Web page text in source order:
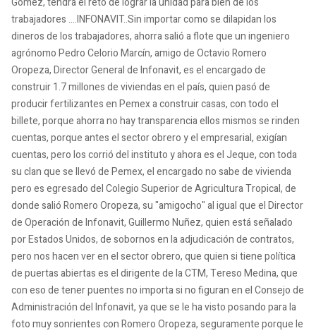
trabajadores ....INFONAVIT..Sin importar como se dilapidan los
dineros de los trabajadores, ahorra salió a flote que un ingeniero
agrónomo Pedro Celorio Marcín, amigo de Octavio Romero
Oropeza, Director General de Infonavit, es el encargado de
construir 1.7 millones de viviendas en el país, quien pasó de
producir fertilizantes en Pemex a construir casas, con todo el
billete, porque ahorra no hay transparencia ellos mismos se rinden
cuentas, porque antes el sector obrero y el empresarial, exigían
cuentas, pero los corrió del instituto y ahora es el Jeque, con toda
su clan que se llevó de Pemex, el encargado no sabe de vivienda
pero es egresado del Colegio Superior de Agricultura Tropical, de
donde salió Romero Oropeza, su "amigocho" al igual que el Director
de Operación de Infonavit, Guillermo Nuñez, quien está señalado
por Estados Unidos, de sobornos en la adjudicación de contratos,
pero nos hacen ver en el sector obrero, que quien si tiene política
de puertas abiertas es el dirigente de la CTM, Tereso Medina, que
con eso de tener puentes no importa si no figuran en el Consejo de
Administración del Infonavit, ya que se le ha visto posando para la
foto muy sonrientes con Romero Oropeza, seguramente porque le